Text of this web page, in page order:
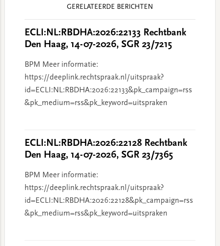
GERELATEERDE BERICHTEN
ECLI:NL:RBDHA:2026:22133 Rechtbank
Den Haag, 14-07-2026, SGR 23/7215
BPM Meer informatie:
https://deeplink.rechtspraak.nl/uitspraak?
id=ECLI:NL:RBDHA:2026:22133&pk_campaign=rss
&pk_medium=rss&pk_keyword=uitspraken
ECLI:NL:RBDHA:2026:22128 Rechtbank
Den Haag, 14-07-2026, SGR 23/7365
BPM Meer informatie:
https://deeplink.rechtspraak.nl/uitspraak?
id=ECLI:NL:RBDHA:2026:22128&pk_campaign=rss
&pk_medium=rss&pk_keyword=uitspraken